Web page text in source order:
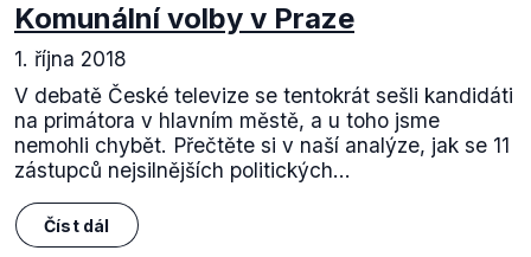
Komunální volby v Praze
1. října 2018
V debatě České televize se tentokrát sešli kandidáti
na primátora v hlavním městě, a u toho jsme
nemohli chybět. Přečtěte si v naší analýze, jak se 11
zástupců nejsilnějších politických...
Číst dál